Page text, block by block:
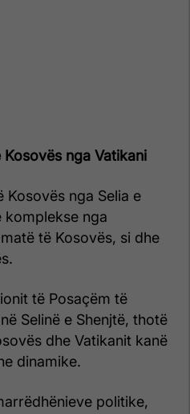
nga Vatikani
Kosovës nga Selia e
komplekse nga
të Kosovës, si dhe
të Posaçëm të
Selinë e Shenjtë, thotë
dhe Vatikanit kanë
dinamike.
politike,